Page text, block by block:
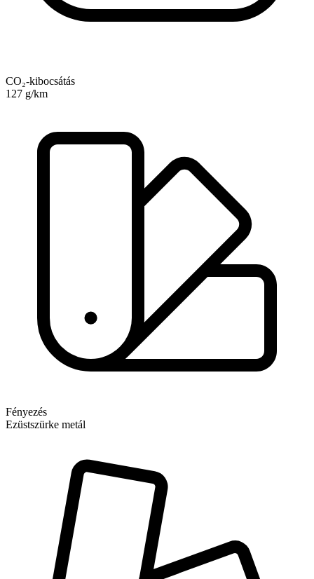
CO₂-kibocsátás
127 g/km
Fényezés
Ezüstszürke metál